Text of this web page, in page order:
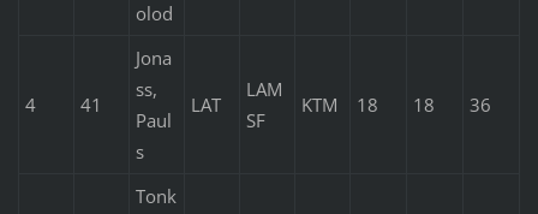
olod
4 41
Jona
ss,
Paul
s
LAT
LAM
SF
KTM 18 18 36
Tonk